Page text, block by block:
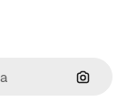
Cerca